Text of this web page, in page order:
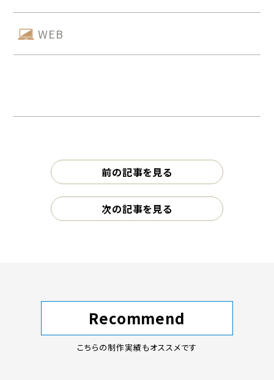
WEB
前の記事を見る
次の記事を見る
Recommend
こちらの制作実績もオススメです